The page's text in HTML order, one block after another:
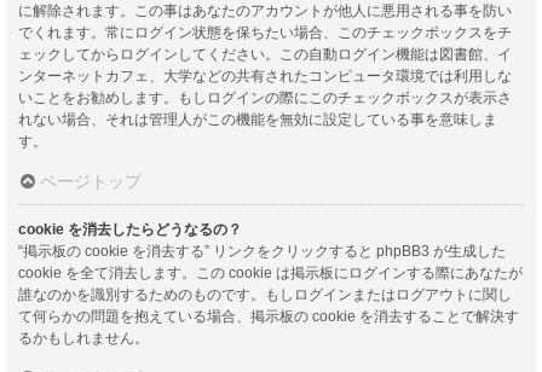
に解除されます。この事はあなたのアカウントが他人に悪用される事を防い
でくれます。常にログイン状態を保ちたい場合、このチェックボックスをチ
ェックしてからログインしてください。この自動ログイン機能は図書館、イ
ンターネットカフェ、大学などの共有されたコンピュータ環境では利用しな
いことをお勧めします。もしログインの際にこのチェックボックスが表示さ
れない場合、それは管理人がこの機能を無効に設定している事を意味しま
す。
ページトップ
cookie を消去したらどうなるの？
“掲示板の cookie を消去する” リンクをクリックすると phpBB3 が生成した
cookie を全て消去します。この cookie は掲示板にログインする際にあなたが
誰なのかを識別するためのものです。もしログインまたはログアウトに関し
て何らかの問題を抱えている場合、掲示板の cookie を消去することで解決す
るかもしれません。